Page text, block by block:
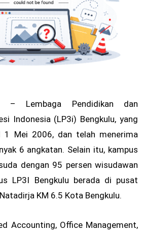
– Lembaga Pendidikan dan
Indonesia (LP3i) Bengkulu, yang
1 Mei 2006, dan telah menerima
6 angkatan. Selain itu, kampus
dengan 95 persen wisudawan
LP3I Bengkulu berada di pusat
KM 6.5 Kota Bengkulu.
Accounting, Office Management,